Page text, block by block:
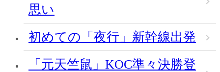
思い
初めての「夜行」新幹線出発
「元天竺鼠」KOC準々決勝登